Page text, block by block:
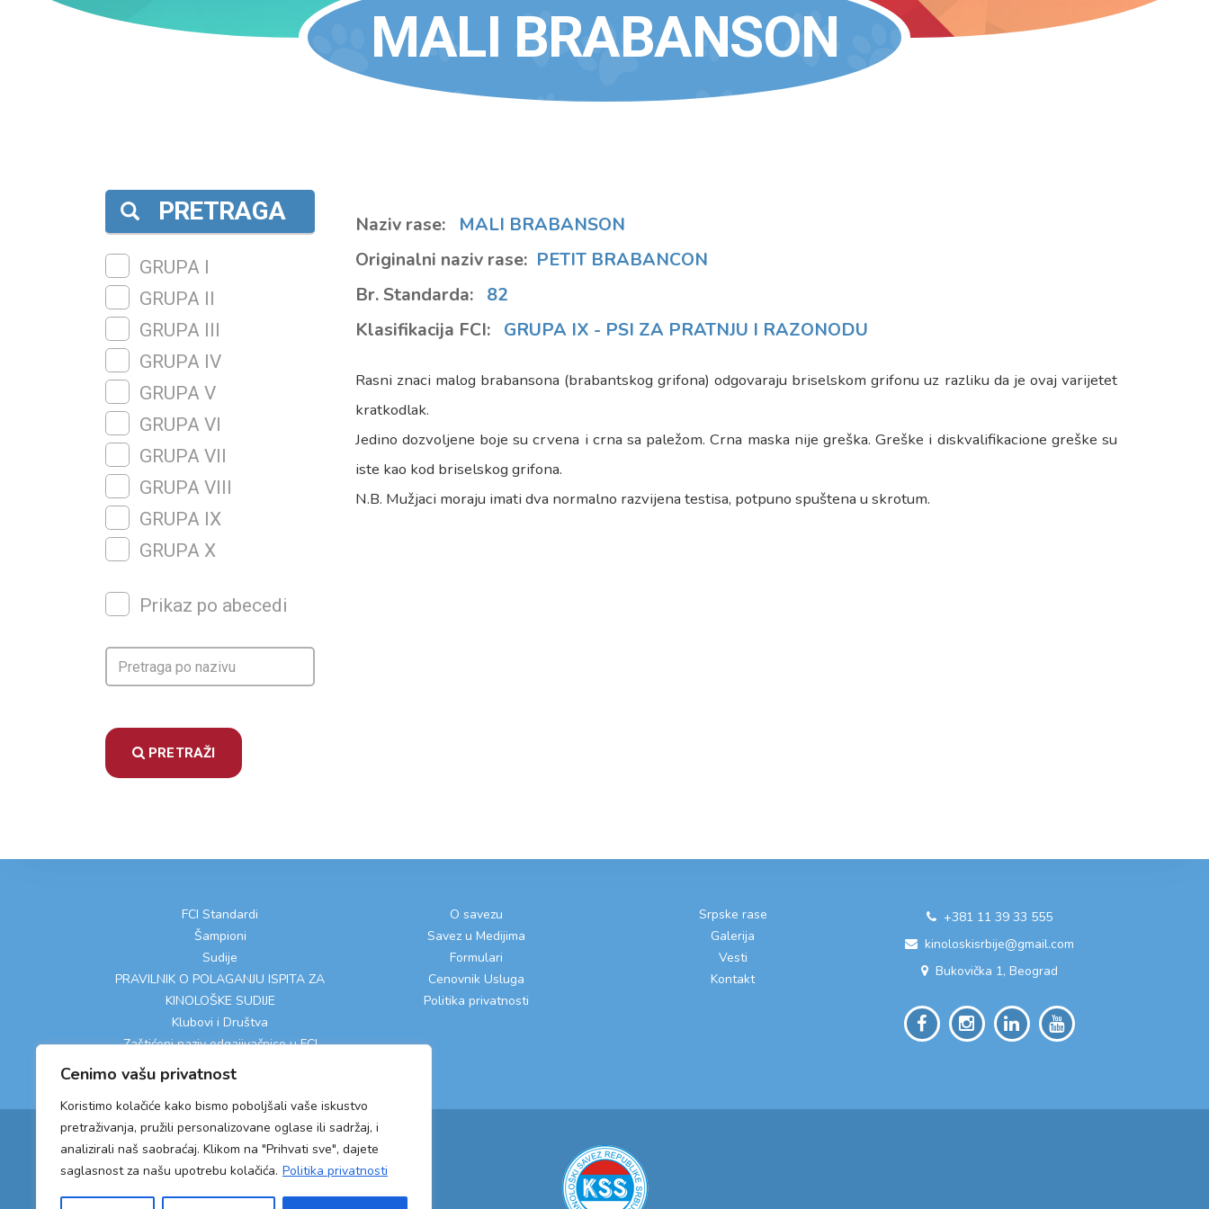
Cenimo vašu privatnost
Koristimo kolačiće kako bismo poboljšali vaše iskustvo
pretraživanja, pružili personalizovane oglase ili sadržaj, i
analizirali naš saobraćaj. Klikom na "Prihvati sve", dajete
saglasnost za našu upotrebu kolačića. Politika privatnosti
MALI BRABANSON
Naziv rase:
MALI BRABANSON
Originalni naziv rase: PETIT BRABANCON
Br. Standarda: 82
Klasifikacija FCI:
GRUPA IX - PSI ZA PRATNJU I RAZONODU
Rasni znaci malog brabansona (brabantskog grifona) odgovaraju briselskom grifonu uz razliku da je ovaj varijetet
kratkodlak.
Jedino dozvoljene boje su crvena i crna sa paležom. Crna maska nije greška. Greške i diskvalifikacione greške su
iste kao kod briselskog grifona.
N.B. Mužjaci moraju imati dva normalno razvijena testisa, potpuno spuštena u skrotum.
PRETRAGA
GRUPA I
GRUPA II
GRUPA III
GRUPA IV
GRUPA V
GRUPA VI
GRUPA VII
GRUPA VIII
GRUPA IX
GRUPA X
Prikaz po abecedi
PRETRAŽI
FCI Standardi
Šampioni
Sudije
PRAVILNIK O POLAGANJU ISPITA ZA
KINOLOŠKE SUDIJE
Klubovi i Društva
Zaštićeni naziv odgajivačnice u FCI
O savezu
Savez u Medijima
Formulari
Cenovnik Usluga
Politika privatnosti
Srpske rase
Galerija
Vesti
Kontakt
+381 11 39 33 555
kinoloskisrbije@gmail.com
Bukovička 1, Beograd